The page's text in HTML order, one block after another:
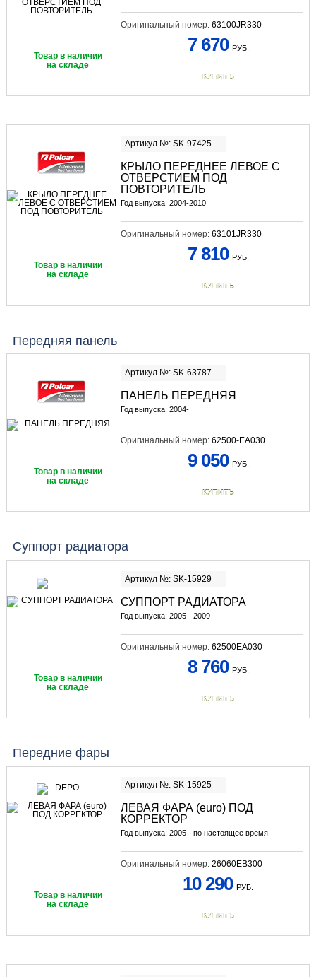
Оригинальный номер: 63100JR330
Товар в наличии
на складе
7 670 РУБ.
КУПИТЬ
Артикул №: SK-97425
КРЫЛО ПЕРЕДНЕЕ ЛЕВОЕ С
ОТВЕРСТИЕМ ПОД
ПОВТОРИТЕЛЬ
Год выпуска: 2004-2010
Оригинальный номер: 63101JR330
Товар в наличии
на складе
7 810 РУБ.
КУПИТЬ
Передняя панель
Артикул №: SK-63787
ПАНЕЛЬ ПЕРЕДНЯЯ
Год выпуска: 2004-
Оригинальный номер: 62500-EA030
Товар в наличии
на складе
9 050 РУБ.
КУПИТЬ
Суппорт радиатора
Артикул №: SK-15929
СУППОРТ РАДИАТОРА
Год выпуска: 2005 - 2009
Оригинальный номер: 62500EA030
Товар в наличии
на складе
8 760 РУБ.
КУПИТЬ
Передние фары
Артикул №: SK-15925
ЛЕВАЯ ФАРА (euro) ПОД
КОРРЕКТОР
Год выпуска: 2005 - по настоящее время
Оригинальный номер: 26060EB300
Товар в наличии
на складе
10 290 РУБ.
КУПИТЬ